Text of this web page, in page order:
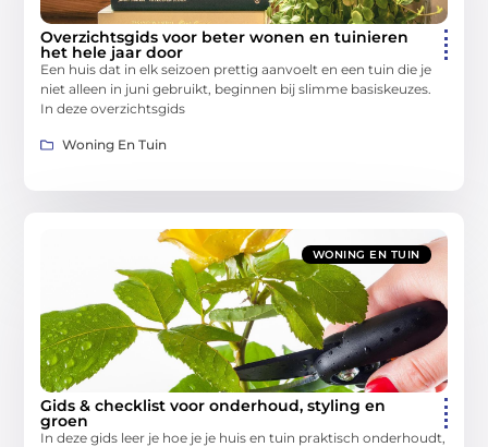
Overzichtsgids voor beter wonen en tuinieren
het hele jaar door
Een huis dat in elk seizoen prettig aanvoelt en een tuin die je
niet alleen in juni gebruikt, beginnen bij slimme basiskeuzes.
In deze overzichtsgids
Woning En Tuin
WONING EN TUIN
Gids & checklist voor onderhoud, styling en
groen
In deze gids leer je hoe je je huis en tuin praktisch onderhoudt,